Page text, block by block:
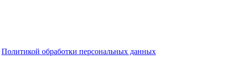
Политикой обработки персональных данных